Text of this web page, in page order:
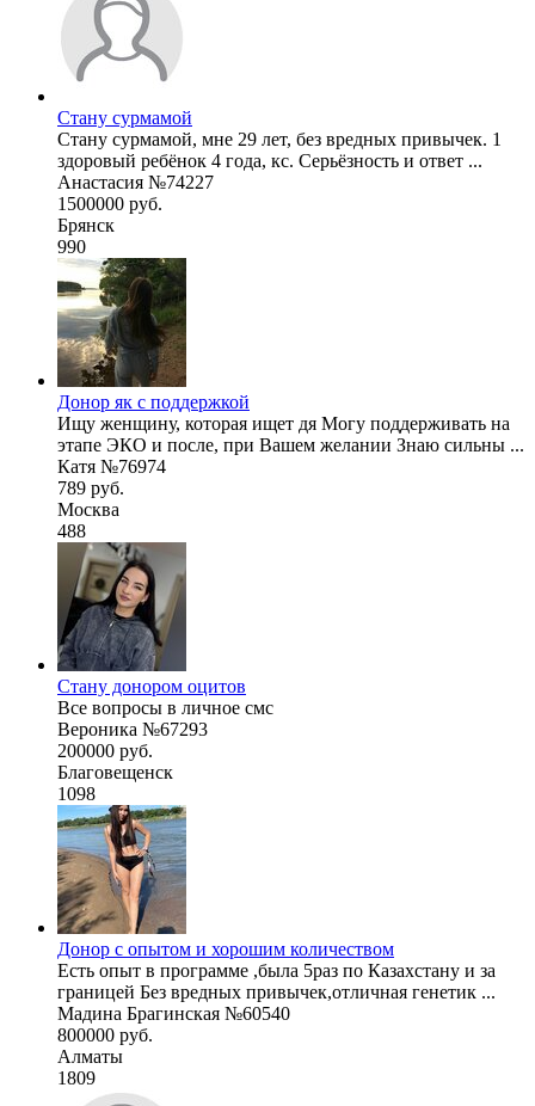
Стану сурмамой
Стану сурмамой, мне 29 лет, без вредных привычек. 1
здоровый ребёнок 4 года, кс. Серьёзность и ответ ...
Анастасия №74227
1500000 руб.
Брянск
990
Донор як с поддержкой
Ищу женщину, которая ищет дя Могу поддерживать на
этапе ЭКО и после, при Вашем желании Знаю сильны ...
Катя №76974
789 руб.
Москва
488
Стану донором оцитов
Все вопросы в личное смс
Вероника №67293
200000 руб.
Благовещенск
1098
Донор с опытом и хорошим количеством
Есть опыт в программе ,была 5раз по Казахстану и за
границей Без вредных привычек,отличная генетик ...
Мадина Брагинская №60540
800000 руб.
Алматы
1809